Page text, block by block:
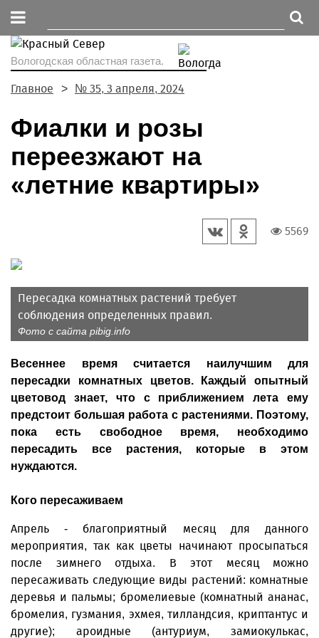
Вологодская областная газета.
Главное № 35, 3 апреля, 2024
Фиалки и розы
переезжают на
«летние квартиры»
5569
Пересадка комнатных растений требует
соблюдения определенных правил.
Фото с сайта pibig.info
Весеннее время считается наилучшим для
пересадки комнатных цветов. Каждый опытный
цветовод знает, что с приближением лета ему
предстоит большая работа с растениями. Поэтому,
пока есть свободное время, необходимо
пересадить все растения, которые в этом
нуждаются.
Кого пересаживаем
Апрель - благоприятный месяц для данного
мероприятия, так как цветы начинают просыпаться
после зимнего отдыха. В этот месяц можно
пересаживать следующие виды растений: комнатные
деревья и пальмы; бромелиевые (комнатный ананас,
бромелия, гузмания, эхмея, тилландсия, криптантус и
другие); ароидные (антуриум, замиокулькас,